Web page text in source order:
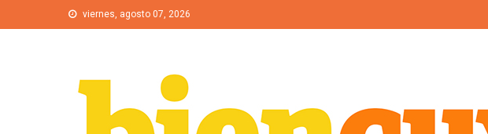
Saltar al contenidoviernes, agosto 07, 2026